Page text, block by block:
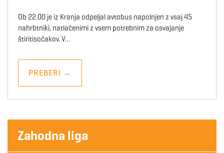
Ob 22.00 je iz Kranja odpeljal avtobus napolnjen z vsaj 45
nahrbtniki, natlačenimi z vsem potrebnim za osvajanje
štiritisočakov. V…
PREBERI →
Zahodna liga